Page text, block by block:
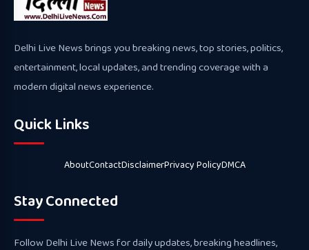
Delhi Live News brings you breaking news, top stories, politics,
entertainment, local updates, and trending coverage with a
modern digital news experience.
Quick Links
AboutContactDisclaimerPrivacy PolicyDMCA
Stay Connected
Follow Delhi Live News for daily updates, breaking headlines,